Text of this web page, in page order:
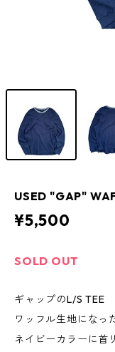
USED "GAP"
¥5,500
SOLD OUT
ギャップのL/S TEE
ワッフル生地になっ
ネイビーカラーに首